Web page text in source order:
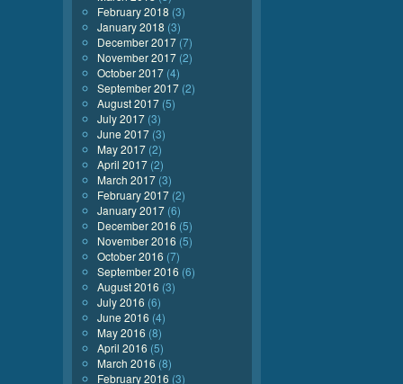
February 2018 (3)
January 2018 (3)
December 2017 (7)
November 2017 (2)
October 2017 (4)
September 2017 (2)
August 2017 (5)
July 2017 (3)
June 2017 (3)
May 2017 (2)
April 2017 (2)
March 2017 (3)
February 2017 (2)
January 2017 (6)
December 2016 (5)
November 2016 (5)
October 2016 (7)
September 2016 (6)
August 2016 (3)
July 2016 (6)
June 2016 (4)
May 2016 (8)
April 2016 (5)
March 2016 (8)
February 2016 (3)